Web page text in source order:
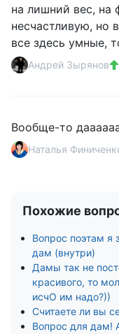
на лишний вес, на
несчастливую, но
все здесь умные,
Андрей Зырянов
Вообще-то
Наталья
Похожие
Вопрос поэтам я
дам (внутри)
Дамы так не
красивого, то
исчО им надо?))
Считаете ли вы
Вопрос для дам!